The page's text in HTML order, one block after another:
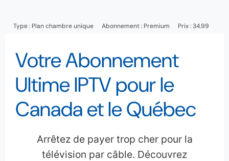
Type : Plan chambre unique Abonnement : Premium Prix : 34.99
Votre Abonnement
Ultime IPTV pour le
Canada et le Québec
Arrêtez de payer trop cher pour la
télévision par câble. Découvrez